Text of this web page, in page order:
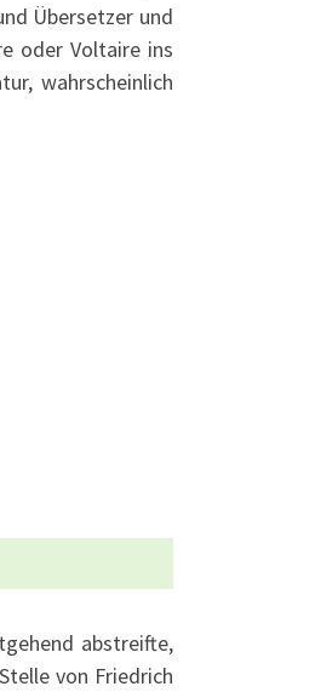
Übersetzer und
oder Voltaire ins
wahrscheinlich
abstreifte,
von Friedrich